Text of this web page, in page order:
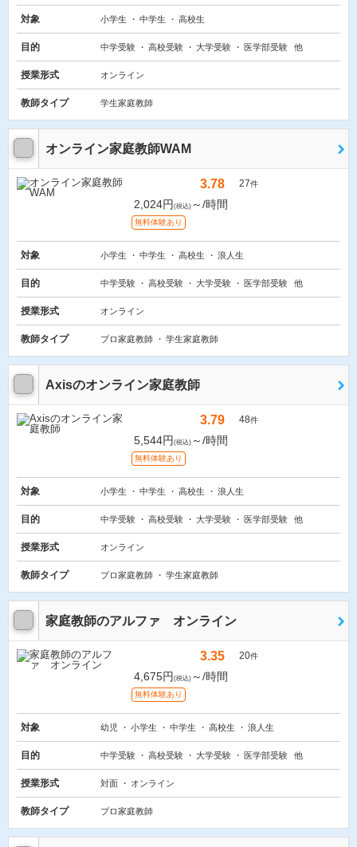
対象 小学生 中学生 高校生
目的 中学受験 高校受験 大学受験 医学部受験 他
授業形式 オンライン
教師タイプ 学生家庭教師
オンライン家庭教師WAM
3.78 27件
2,024円 (税込) ～/時間
無料体験あり
対象 小学生 中学生 高校生 浪人生
目的 中学受験 高校受験 大学受験 医学部受験 他
授業形式 オンライン
教師タイプ プロ家庭教師 学生家庭教師
Axisのオンライン家庭教師
3.79 48件
5,544円 (税込) ～/時間
無料体験あり
対象 小学生 中学生 高校生 浪人生
目的 中学受験 高校受験 大学受験 医学部受験 他
授業形式 オンライン
教師タイプ プロ家庭教師 学生家庭教師
家庭教師のアルファ オンライン
3.35 20件
4,675円 (税込) ～/時間
無料体験あり
対象 幼児 小学生 中学生 高校生 浪人生
目的 中学受験 高校受験 大学受験 医学部受験 他
授業形式 対面 オンライン
教師タイプ プロ家庭教師